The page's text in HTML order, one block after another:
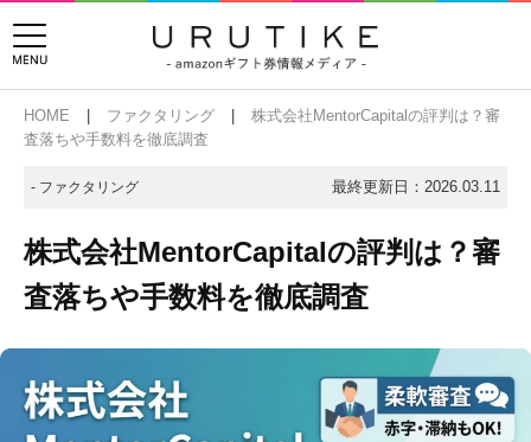
HOME ファクタリング
株式会社MentorCapitalの評判は？審
査落ちや手数料を徹底調査
- ファクタリング 最終更新日：2026.03.11
株式会社MentorCapitalの評判は？審
査落ちや手数料を徹底調査